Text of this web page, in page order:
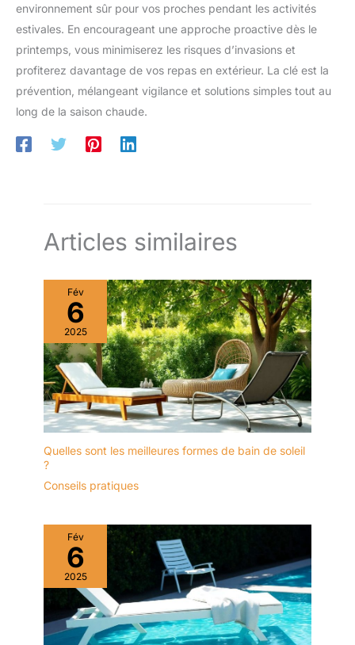
environnement sûr pour vos proches pendant les activités
estivales. En encourageant une approche proactive dès le
printemps, vous minimiserez les risques d’invasions et
profiterez davantage de vos repas en extérieur. La clé est la
prévention, mélangeant vigilance et solutions simples tout au
long de la saison chaude.
Articles similaires
Fév
6
2025
Quelles sont les meilleures formes de bain de soleil
?
Conseils pratiques
Fév
6
2025